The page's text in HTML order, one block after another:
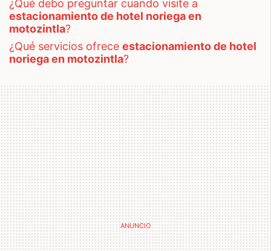
¿qué debo preguntar cuando visite a
estacionamiento de hotel noriega en
motozintla?
¿qué servicios ofrece estacionamiento de hotel
noriega en motozintla?